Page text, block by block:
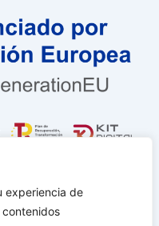
experiencia de